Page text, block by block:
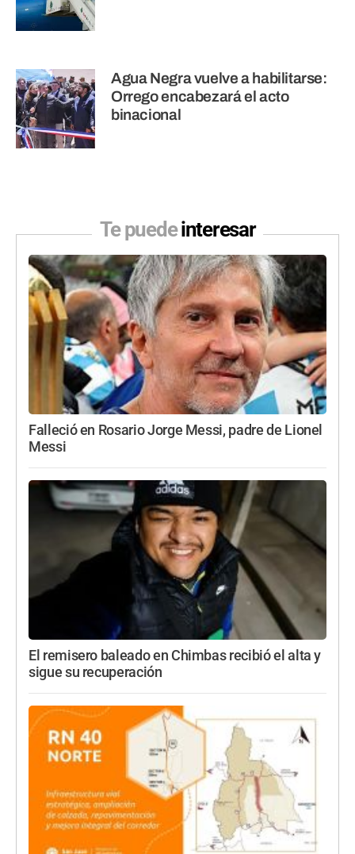
Agua Negra vuelve a habilitarse:
Orrego encabezará el acto
binacional
Te puedeinteresar
Falleció en Rosario Jorge Messi, padre de Lionel
Messi
El remisero baleado en Chimbas recibió el alta y
sigue su recuperación